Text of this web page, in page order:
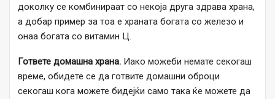
доколку се комбинираат со некоја друга здрава храна,
а добар пример за тоа е храната богата со железо и
онаа богата со витамин Ц.
Гответе домашна храна. Иако можеби немате секогаш
време, обидете се да готвите домашни оброци
секогаш кога можете бидејќи само така ќе можете да